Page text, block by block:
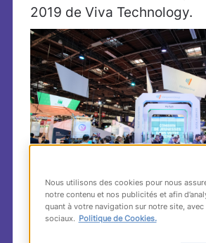
2019 de Viva Technology.
Des intervenants
Nous utilisons des cookies pour nous
notre contenu et nos publicités et afin
quant à votre navigation sur notre site,
sociaux. Politique de Cookies.